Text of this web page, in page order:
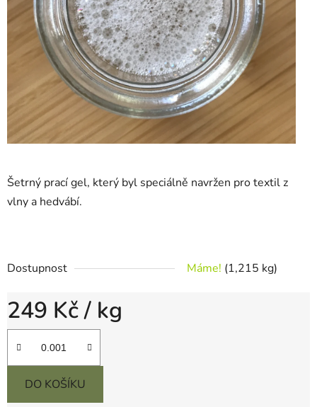
Šetrný prací gel, který byl speciálně navržen pro textil z
vlny a hedvábí.
Dostupnost Máme! (1,215 kg)
249 Kč/ kg
Měrná cena:
DO KOŠÍKU